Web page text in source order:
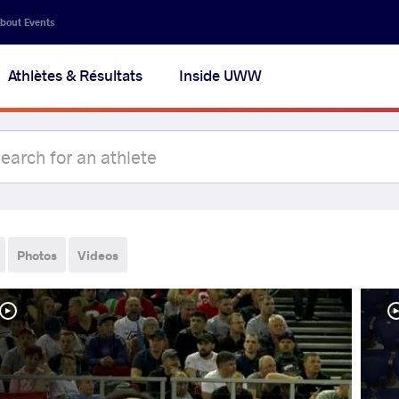
Events
Athlètes & Résultats Inside UWW
Photos Videos